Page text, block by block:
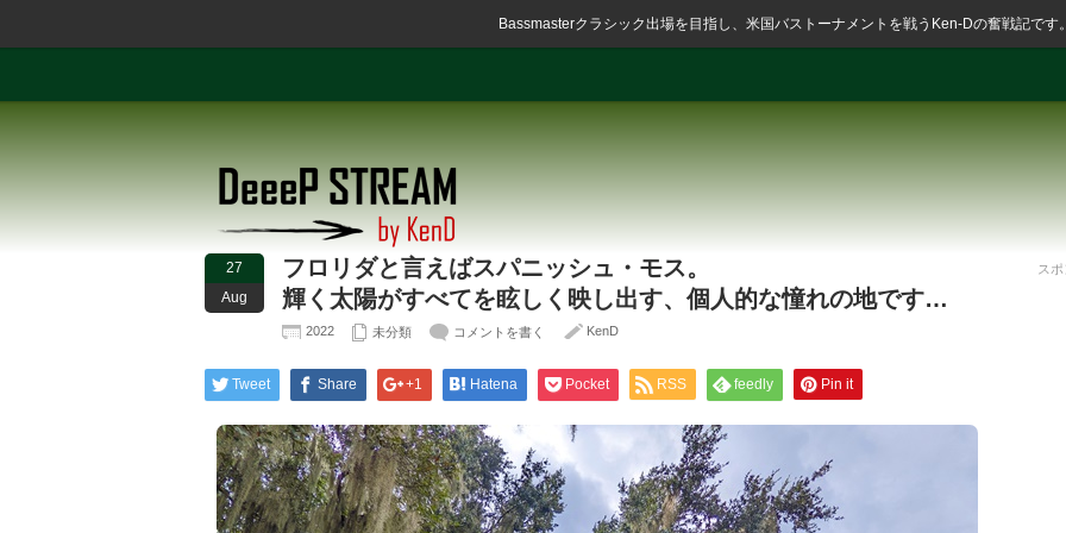
Bassmasterクラシック出場を目指し、米国バストーナメントを戦うKen-Dの奮戦記です
27
Aug
フロリダと言えばスパニッシュ・モス。
輝く太陽がすべてを眩しく映し出す、個人的な憧れの地です…
2022 未分類 コメントを書く KenD
Tweet Share +1 Hatena Pocket RSS feedly Pin it
ス